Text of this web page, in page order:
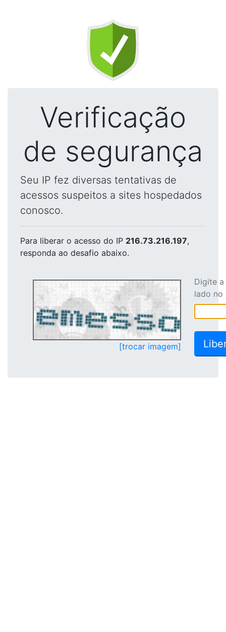
Verificação
de segurança
Seu IP fez diversas tentativas de
acessos suspeitos a sites hospedados
conosco.
Para liberar o acesso do IP 216.73.216.197,
responda ao desafio abaixo.
[trocar imagem]
Digite
lado no